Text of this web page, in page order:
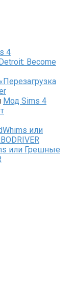
4
Become
Мод Sims 4
или
или Грешные